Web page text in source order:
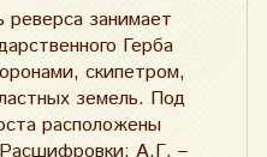
занимает
Герба
скипетром,
земель. Под
расположены